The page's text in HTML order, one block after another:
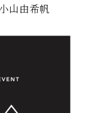
山由希帆